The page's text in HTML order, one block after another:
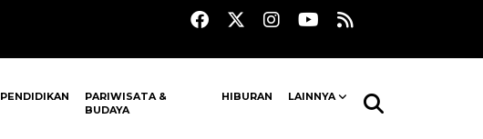
PENDIDIKAN
PARIWISATA &
BUDAYA
HIBURAN LAINNYA